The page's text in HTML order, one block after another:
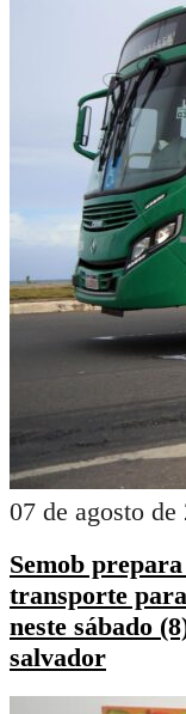
07 de agosto de
Semob
transporte
neste sábado
salvador